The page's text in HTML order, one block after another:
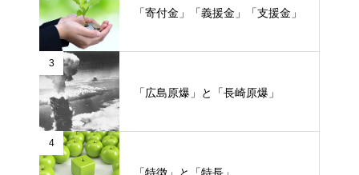
「寄付金」「義援金」「支援金」
3
「広島原爆」と「長崎原爆」
4
「特徴」と「特長」